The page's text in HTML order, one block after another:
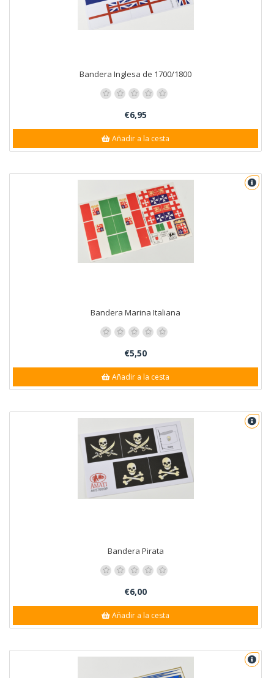
Bandera Inglesa de 1700/1800
€6,95
Añadir a la cesta
Bandera Marina Italiana
€5,50
Añadir a la cesta
Bandera Pirata
€6,00
Añadir a la cesta